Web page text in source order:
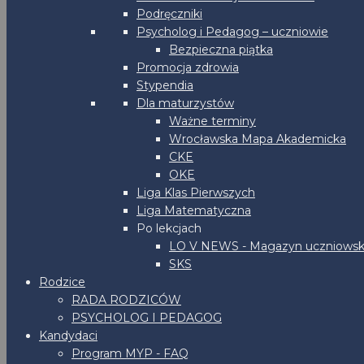
Podręczniki
Psycholog i Pedagog – uczniowie
Bezpieczna piątka
Promocja zdrowia
Stypendia
Dla maturzystów
Ważne terminy
Wrocławska Mapa Akademicka
CKE
OKE
Liga Klas Pierwszych
Liga Matematyczna
Po lekcjach
LO V NEWS - Magazyn
SKS
Rodzice
RADA RODZICÓW
PSYCHOLOG I PEDAGOG
Kandydaci
Program MYP - FAQ